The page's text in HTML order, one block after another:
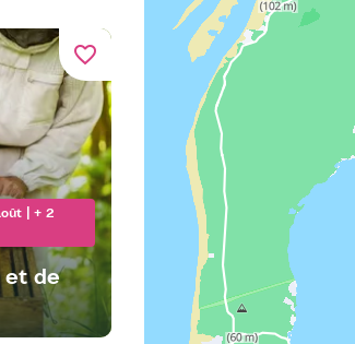
favorite_border
| + 2
de